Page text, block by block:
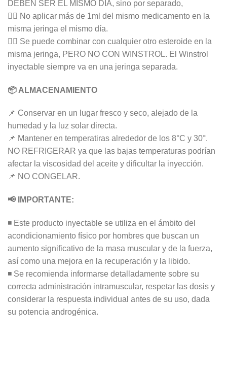
DEBEN SER EL MISMO DÌA, sino por separado,
👉🏻 No aplicar más de 1ml del mismo medicamento en la
misma jeringa el mismo día.
👉🏻 Se puede combinar con cualquier otro esteroide en la
misma jeringa, PERO NO CON WINSTROL. El Winstrol
inyectable siempre va en una jeringa separada.
📦 ALMACENAMIENTO
📌 Conservar en un lugar fresco y seco, alejado de la
humedad y la luz solar directa.
📌 Mantener en temperatiras alrededor de los 8°C y 30°.
NO REFRIGERAR ya que las bajas temperaturas podrían
afectar la viscosidad del aceite y dificultar la inyección.
📌 NO CONGELAR.
📢 IMPORTANTE:
◾ Este producto inyectable se utiliza en el ámbito del
acondicionamiento físico por hombres que buscan un
aumento significativo de la masa muscular y de la fuerza,
así como una mejora en la recuperación y la libido.
◾ Se recomienda informarse detalladamente sobre su
correcta administración intramuscular, respetar las dosis y
considerar la respuesta individual antes de su uso, dada
su potencia androgénica.